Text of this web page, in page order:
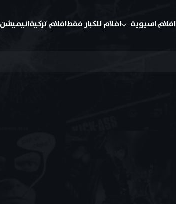
افلام اسيوية افلام للكبار فقطافلام تركيةانيميشن